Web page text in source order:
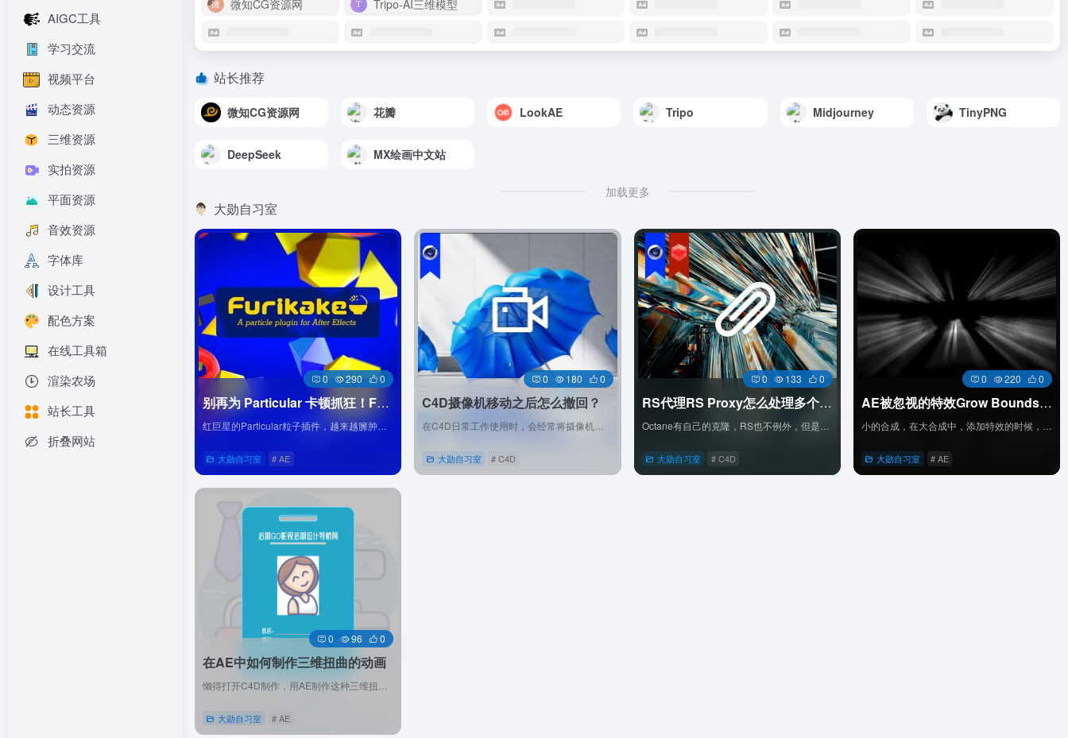
AIGC工具
学习交流
视频平台
动态资源
三维资源
实拍资源
平面资源
音效资源
字体库
设计工具
配色方案
在线工具箱
渲染农场
站长工具
折叠网站
微知CG资源网 Tripo-AI三维模型
站长推荐
微知CG资源网 花瓣 LookAE Tripo Midjourney TinyPNG
DeepSeek MX绘画中文站
加载更多
大勋自习室
别再为 Particular 卡顿抓狂！Furikake：复刻经典操作，还你流畅创作
红巨星的Particular粒子插件，越来越臃肿卡顿，对于很多用户来说，很多功能使用频率并不高。Furikaka粒子插件基本上完美的复刻了Particular粒子的老版本所有功能和效果，预览速度也很快，对于新版本AE也支持的很好。
0 290 0
大勋自习室 # AE
直达
C4D摄像机移动之后怎么撤回？
0 180 0
大勋自习室 # C4D
RS代理RS Proxy怎么处理多个材质的问题
0 133 0
大勋自习室 # C4D
AE被忽视的特效Grow Bounds 范围扩散功能
小的合成，在大合成中，添加特效的时候，效果被锁定在小合成的范围
0 220 0
大勋自习室 # AE
在AE中如何制作三维扭曲的动画
0 96 0
大勋自习室 # AE